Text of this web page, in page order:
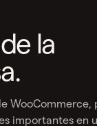
la
WooCommerce,
importantes en